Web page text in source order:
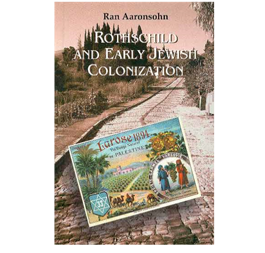
רן אהרנסון
יהושע בן-אריה
רות קרק
הנחת אתר ספר מודפס
$79
$71